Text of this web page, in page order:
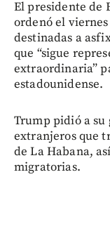
El presidente de
ordenó el
destinadas a
que “sigue
extraordinaria”
estadounidense.
Trump pidió a su
extranjeros que
de La Habana,
migratorias.